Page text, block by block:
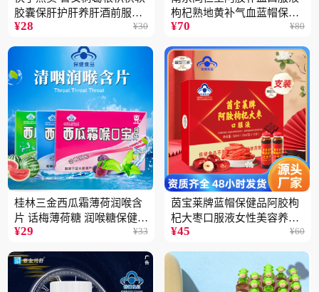
胶囊保肝护肝养肝酒前服用
保健品批发2瓶
¥28 ¥30
枸杞熟地黄补气血蓝帽保健
品100ML
¥70 ¥80
桂林三金西瓜霜薄荷润喉含
片 话梅薄荷糖 润喉糖保健食
品
¥29 ¥33
茵宝莱牌蓝帽保健品阿胶枸
杞大枣口服液女性美容养颜
营养品12支装
¥45 ¥60